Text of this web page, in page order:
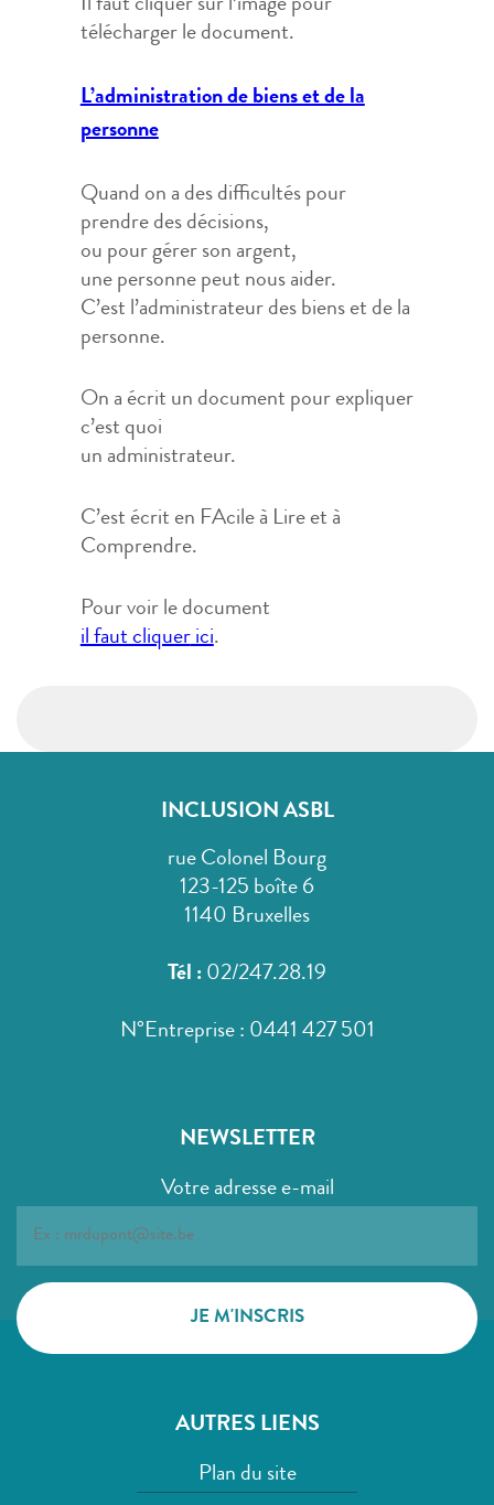
Il faut cliquer sur l’image pour
télécharger le document.
L’administration de biens et de la
personne
Quand on a des difficultés pour
prendre des décisions,
ou pour gérer son argent,
une personne peut nous aider.
C’est l’administrateur des biens et de la
personne.
On a écrit un document pour expliquer
c’est quoi
un administrateur.
C’est écrit en FAcile à Lire et à
Comprendre.
Pour voir le document
il faut cliquerici.
INCLUSION ASBL
rue Colonel Bourg
123-125 boîte 6
1140 Bruxelles
Tél : 02/247.28.19
N°Entreprise : 0441 427 501
NEWSLETTER
Votre adresse e-mail
AUTRES LIENS
Plan du site